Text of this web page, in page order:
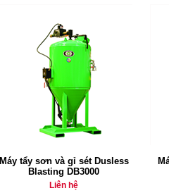
Máy tẩy sơn và gỉ sét Dusless
Blasting DB3000
Liên hệ